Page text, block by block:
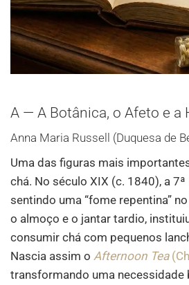
A — A Botânica, o Afeto e a
Anna Maria Russell (Duquesa de
Uma das figuras mais
chá. No século XIX (c. 1840), a
sentindo uma “fome repentina”
o almoço e o jantar tardio,
consumir chá com pequenos
Nascia assim o Afternoon Tea
transformando uma necessidade